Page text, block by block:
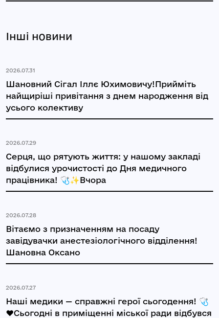
Інші новини
2026.07.31
Шановний Сігал Іллє Юхимовичу!Прийміть
найщиріші привітання з днем народження від
усього колективу
2026.07.29
Серця, що рятують життя: у нашому закладі
відбулися урочистості до Дня медичного
працівника! 🩺✨Вчора
2026.07.28
Вітаємо з призначенням на посаду
завідувачки анестезіологічного відділення!
Шановна Оксано
2026.07.27
Наші медики — справжні герої сьогодення! 🩺
❤️Сьогодні в приміщенні міської ради відбувся